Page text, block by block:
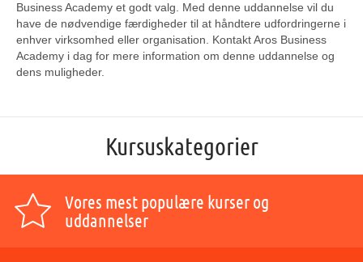
Business Academy et godt valg. Med denne uddannelse vil du
have de nødvendige færdigheder til at håndtere udfordringerne i
enhver virksomhed eller organisation. Kontakt Aros Business
Academy i dag for mere information om denne uddannelse og
dens muligheder.
Kursuskategorier
Vores mest populære kurser og
uddannelser